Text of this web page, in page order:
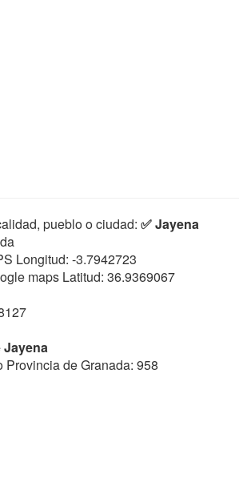
pueblo o ciudad: ✅ Jayena
Longitud: -3.7942723
maps Latitud: 36.9369067
Jayena
Provincia de Granada: 958